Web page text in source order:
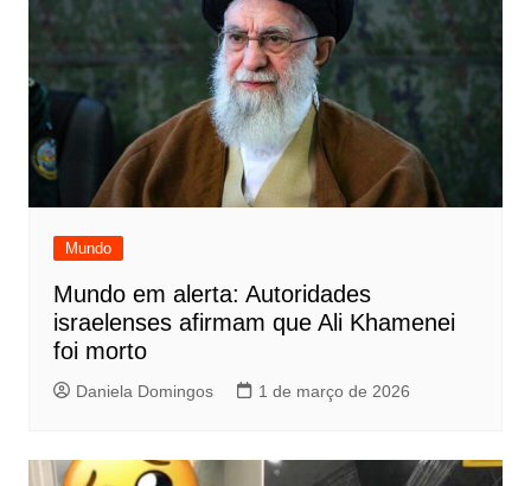
Mundo
Mundo em alerta: Autoridades
israelenses afirmam que Ali Khamenei
foi morto
Daniela Domingos 1 de março de 2026